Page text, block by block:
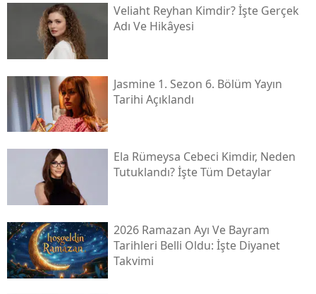
Veliaht Reyhan Kimdir? İşte Gerçek
Adı Ve Hikâyesi
Jasmine 1. Sezon 6. Bölüm Yayın
Tarihi Açıklandı
Ela Rümeysa Cebeci Kimdir, Neden
Tutuklandı? İşte Tüm Detaylar
2026 Ramazan Ayı Ve Bayram
Tarihleri Belli Oldu: İşte Diyanet
Takvimi